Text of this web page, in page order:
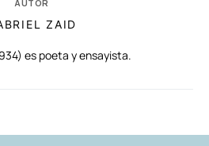
AUTOR
ZAID
es poeta y ensayista.